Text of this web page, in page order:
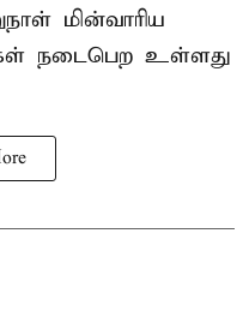
மின்வாரிய
நடைபெற உள்ளது